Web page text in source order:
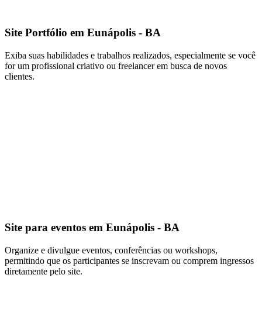
Site Portfólio em Eunápolis - BA
Exiba suas habilidades e trabalhos realizados, especialmente se você
for um profissional criativo ou freelancer em busca de novos
clientes.
Site para eventos em Eunápolis - BA
Organize e divulgue eventos, conferências ou workshops,
permitindo que os participantes se inscrevam ou comprem ingressos
diretamente pelo site.